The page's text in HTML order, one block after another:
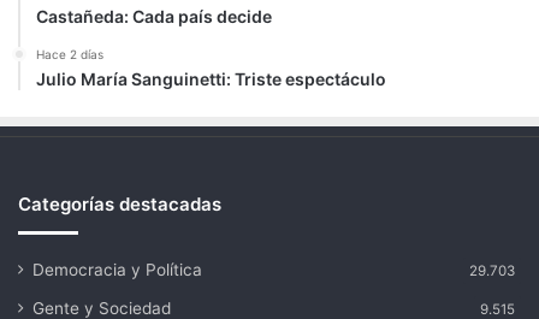
Castañeda: Cada país decide
Hace 2 días
Julio María Sanguinetti: Triste espectáculo
Categorías destacadas
Democracia y Política 29.703
Gente y Sociedad 9.515